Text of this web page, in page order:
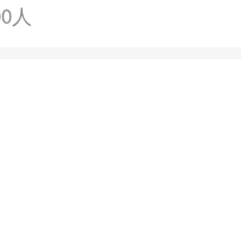
人